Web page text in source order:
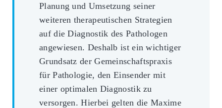
Planung und Umsetzung seiner
weiteren therapeutischen Strategien
auf die Diagnostik des Pathologen
angewiesen. Deshalb ist ein wichtiger
Grundsatz der Gemeinschaftspraxis
für Pathologie, den Einsender mit
einer optimalen Diagnostik zu
versorgen. Hierbei gelten die Maxime